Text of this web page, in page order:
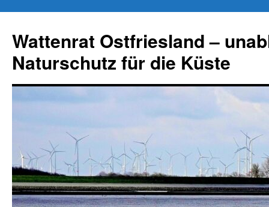
springen
Wattenrat Ostfriesland –
Naturschutz für die Küste